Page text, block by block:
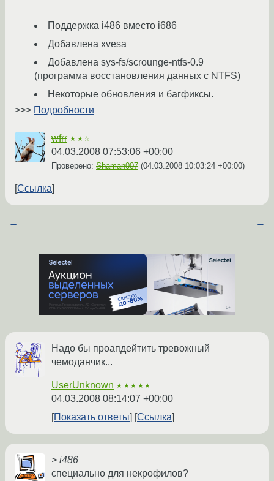
Поддержка i486 вместо i686
Добавлена xvesa
Добавлена sys-fs/scrounge-ntfs-0.9
(программа восстановления данных с NTFS)
Некоторые обновления и багфиксы.
>>> Подробности
wfrr ★★☆
04.03.2008 07:53:06 +00:00
Проверено: Shaman007 (04.03.2008 10:03:24 +00:00)
Ссылка
← →
Надо бы проапдейтить тревожный
чемоданчик...
UserUnknown ★★★★★
04.03.2008 08:14:07 +00:00
Показать ответы
Ссылка
> i486
специально для некрофилов?